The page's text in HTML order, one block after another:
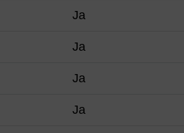
Ja
Ja
Ja
Ja